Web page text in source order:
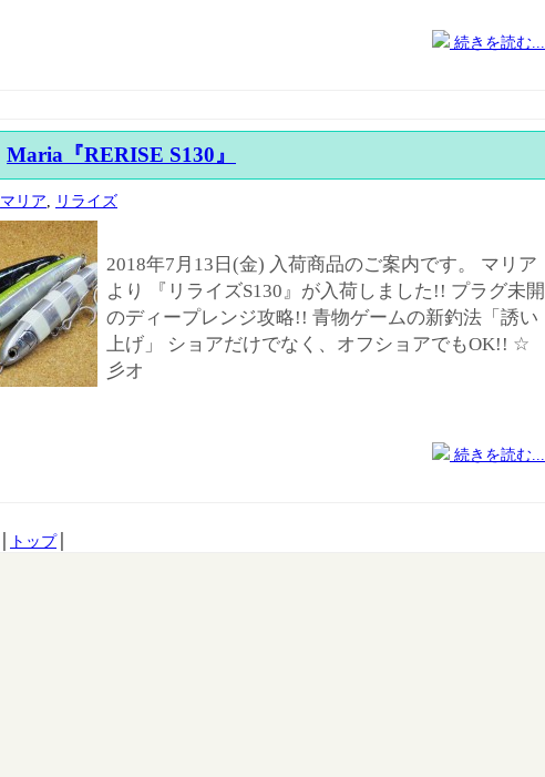
続きを読む...
Maria『RERISE S130』
マリア リライズ
2018年7月13日(金) 入荷商品のご案内です。 マリア
より 『リライズS130』が入荷しました!! プラグ未開
のディープレンジ攻略!! 青物ゲームの新釣法「誘い
上げ」 ショアだけでなく、オフショアでもOK!! ☆
彡オ
続きを読む...
トップ│